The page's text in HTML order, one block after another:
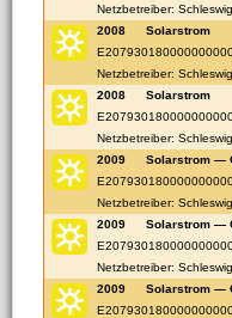
Netzbetreiber:
2008
Solarstrom
Netzbetreiber:
2008
Solarstrom
Netzbetreiber:
2009
Solarstrom —
Netzbetreiber:
2009
Solarstrom —
Netzbetreiber:
2009
Solarstrom —